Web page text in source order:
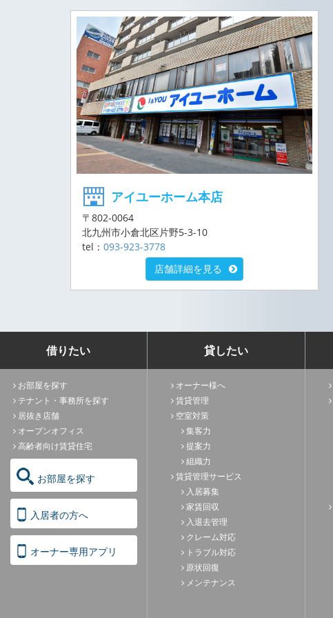
アイユーホーム本店
〒802-0064
北九州市小倉北区片野5-3-10
tel： 093-923-3778
店舗詳細を見る
借りたい
お部屋を探す
テナント・事務所を探す
居抜き店舗
オープンオフィス
高齢者向け賃貸住宅
お部屋を探す
入居者の方へ
オーナー専用アプリ
貸したい
オーナー様へ
賃貸管理
空室対策
集客力
提案力
組織力
賃貸管理サービス
入居募集
家賃回収
入退去管理
クレーム対応
トラブル対応
原状回復
メンテナンス